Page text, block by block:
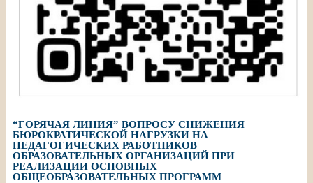
“ГОРЯЧАЯ ЛИНИЯ” ВОПРОСУ СНИЖЕНИЯ
БЮРОКРАТИЧЕСКОЙ НАГРУЗКИ НА
ПЕДАГОГИЧЕСКИХ РАБОТНИКОВ
ОБРАЗОВАТЕЛЬНЫХ ОРГАНИЗАЦИЙ ПРИ
РЕАЛИЗАЦИИ ОСНОВНЫХ
ОБЩЕОБРАЗОВАТЕЛЬНЫХ ПРОГРАММ